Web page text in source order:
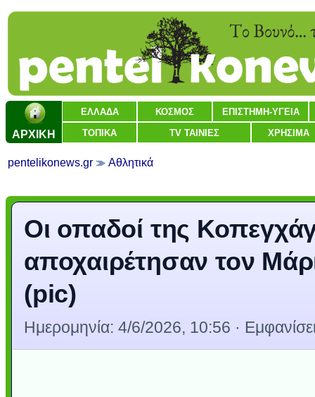
ΑΡΧΙΚΗ
ΕΛΛΑΔΑ ΚΟΣΜΟΣ ΕΠΙΣΤΗΜΗ-ΥΓΕΙΑ
ΤΟΠΙΚΑ TV ΤΑΙΝΙΕΣ ΧΡΗΣΙΜΑ
pentelikonews.gr Αθλητικά
Οι οπαδοί της
αποχαιρέτησαν τον
(pic)
Ημερομηνία: 4/6/2026, 10:56 ·